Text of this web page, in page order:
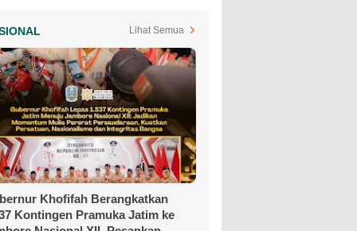
Lihat Semua
Khofifah Berangkatkan
Kontingen Pramuka Jatim ke